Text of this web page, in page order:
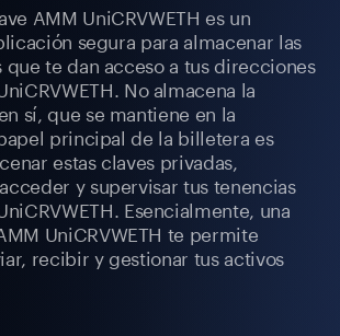
AMM UniCRVWETH es un
segura para almacenar las
que te dan acceso a tus direcciones
No almacena la
sí, que se mantiene en la
principal de la billetera es
estas claves privadas,
y supervisar tus tenencias
Esencialmente, una
UniCRVWETH te permite
recibir y gestionar tus activos